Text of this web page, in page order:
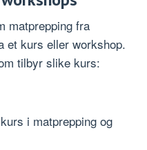
matprepping fra
et kurs eller workshop.
tilbyr slike kurs:
i matprepping og